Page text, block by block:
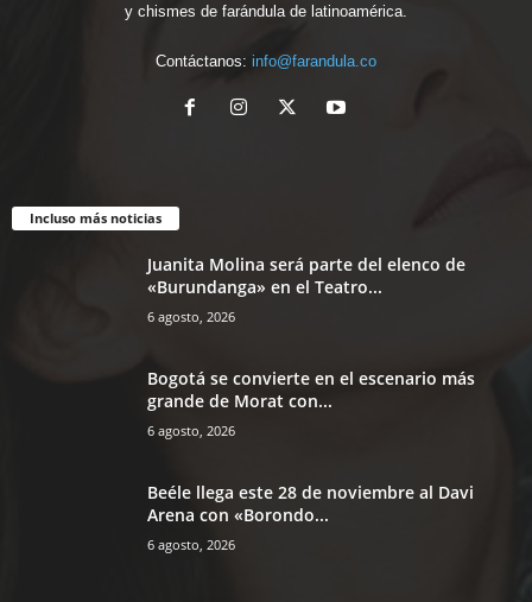
y chismes de farándula de latinoamérica.
Contáctanos: info@farandula.co
Incluso más noticias
Juanita Molina será parte del elenco de
«Burundanga» en el Teatro...
6 agosto, 2026
Bogotá se convierte en el escenario más
grande de Morat con...
6 agosto, 2026
Beéle llega este 28 de noviembre al Davi
Arena con «Borondo...
6 agosto, 2026